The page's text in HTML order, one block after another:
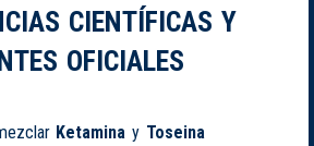
CIENTÍFICAS Y
OFICIALES
Ketamina y Toseina